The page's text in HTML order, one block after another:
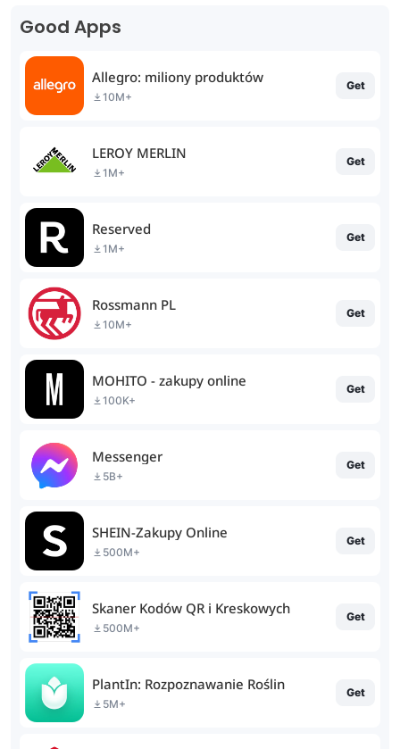
Good Apps
Allegro: miliony produktów
10M+
Get
LEROY MERLIN
1M+
Get
Reserved
1M+
Get
Rossmann PL
10M+
Get
MOHITO - zakupy online
100K+
Get
Messenger
5B+
Get
SHEIN-Zakupy Online
500M+
Get
Skaner Kodów QR i Kreskowych
500M+
Get
PlantIn: Rozpoznawanie Roślin
5M+
Get